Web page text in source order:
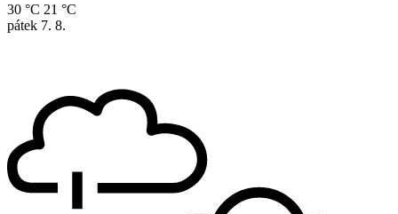
30 °C 21 °C
pátek 7. 8.